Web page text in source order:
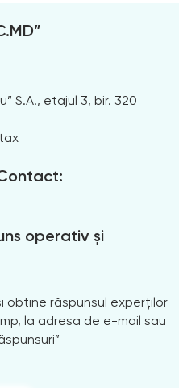
S.A., etajul 3, bir. 320
operativ și
obține răspunsul experților
la adresa de e-mail sau